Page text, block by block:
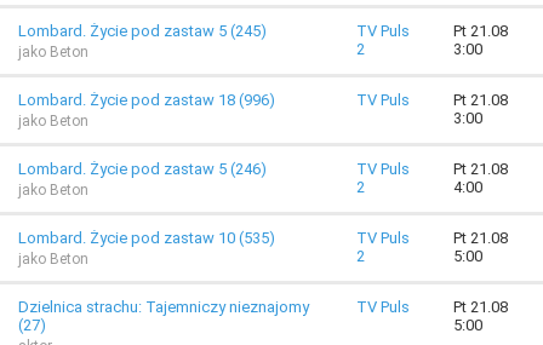
Lombard. Życie pod zastaw 5 (245)
jako Beton
TV Puls
2
Pt 21.08
3:00
Lombard. Życie pod zastaw 18 (996)
jako Beton
TV Puls
Pt 21.08
3:00
Lombard. Życie pod zastaw 5 (246)
jako Beton
TV Puls
2
Pt 21.08
4:00
Lombard. Życie pod zastaw 10 (535)
jako Beton
TV Puls
2
Pt 21.08
5:00
Dzielnica strachu: Tajemniczy nieznajomy
(27)
TV Puls
Pt 21.08
5:00